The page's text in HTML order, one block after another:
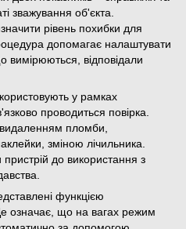
зважування об'єкта.
рівень похибки для
допомагає налаштувати
вимірюються, відповідали
у рамках
проводиться повірка.
пломби,
зміною лічильника.
до використання з
функцією
означає, що на вагах режим